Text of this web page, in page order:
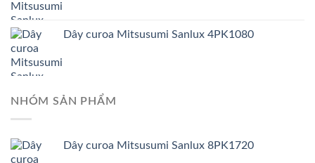
Dây curoa Mitsusumi Sanlux 4PK1080
NHÓM SẢN PHẨM
Dây curoa Mitsusumi Sanlux 8PK1720